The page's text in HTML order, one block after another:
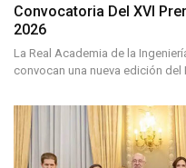
Convocatoria Del XVI
2026
La Real Academia de la
convocan una nueva edición del